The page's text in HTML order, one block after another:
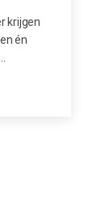
krijgen
én